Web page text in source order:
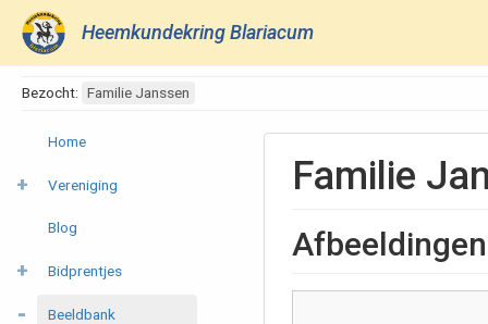
Heemkundekring Blariacum
Bezocht: Familie Janssen
Home
Vereniging
Blog
Bidprentjes
Beeldbank
Familie
Afbeeldingen